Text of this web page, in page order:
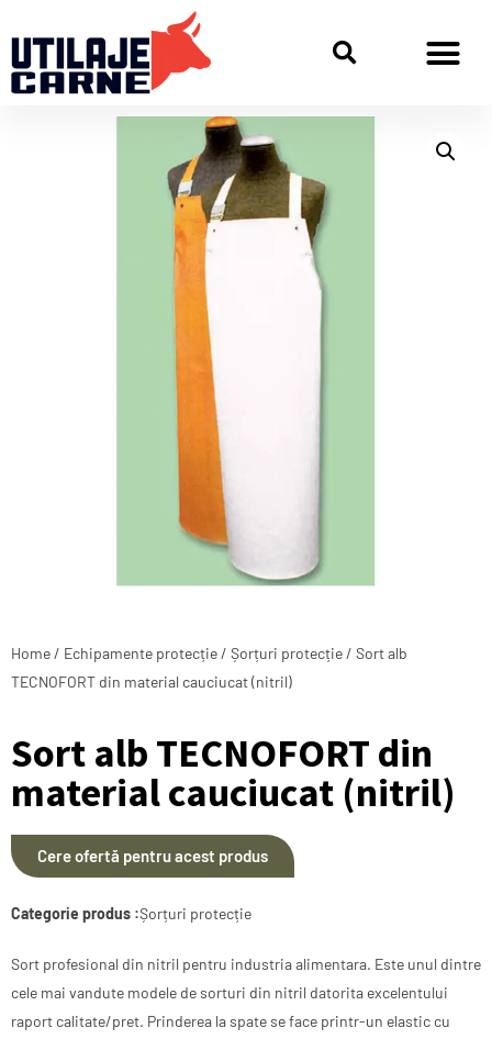
Home / Echipamente protecție / Șorțuri protecție / Sort alb
TECNOFORT din material cauciucat (nitril)
Sort alb TECNOFORT din
material cauciucat (nitril)
Cere ofertă pentru acest produs
Categorie produs :Șorțuri protecție
Sort profesional din nitril pentru industria alimentara. Este unul dintre
cele mai vandute modele de sorturi din nitril datorita excelentului
raport calitate/pret. Prinderea la spate se face printr-un elastic cu